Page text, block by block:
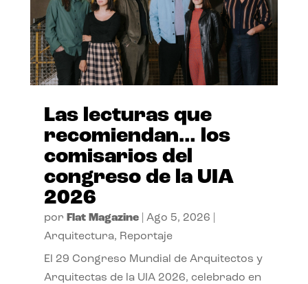
Las lecturas que
recomiendan… los
comisarios del
congreso de la UIA
2026
por Flat Magazine| Ago 5, 2026
Arquitectura, Reportaje
El 29 Congreso Mundial de Arquitectos y
Arquitectas de la UIA 2026, celebrado en